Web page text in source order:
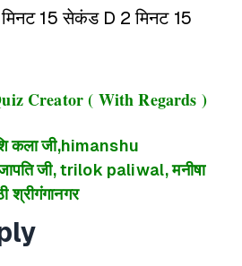
15 सेकंड D 2 मिनट 15
Creator ( With Regards )
कला जी,himanshu
जी, trilok paliwal, मनीषा
श्रीगंगानगर